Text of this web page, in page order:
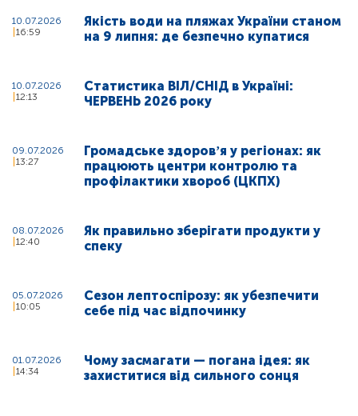
10.07.2026
16:59
Якість води на пляжах України станом
на 9 липня: де безпечно купатися
10.07.2026
12:13
Статистика ВІЛ/СНІД в Україні:
ЧЕРВЕНЬ 2026 року
09.07.2026
13:27
Громадське здоровʼя у регіонах: як
працюють центри контролю та
профілактики хвороб (ЦКПХ)
08.07.2026
12:40
Як правильно зберігати продукти у
спеку
05.07.2026
10:05
Сезон лептоспірозу: як убезпечити
себе під час відпочинку
01.07.2026
14:34
Чому засмагати — погана ідея: як
захиститися від сильного сонця